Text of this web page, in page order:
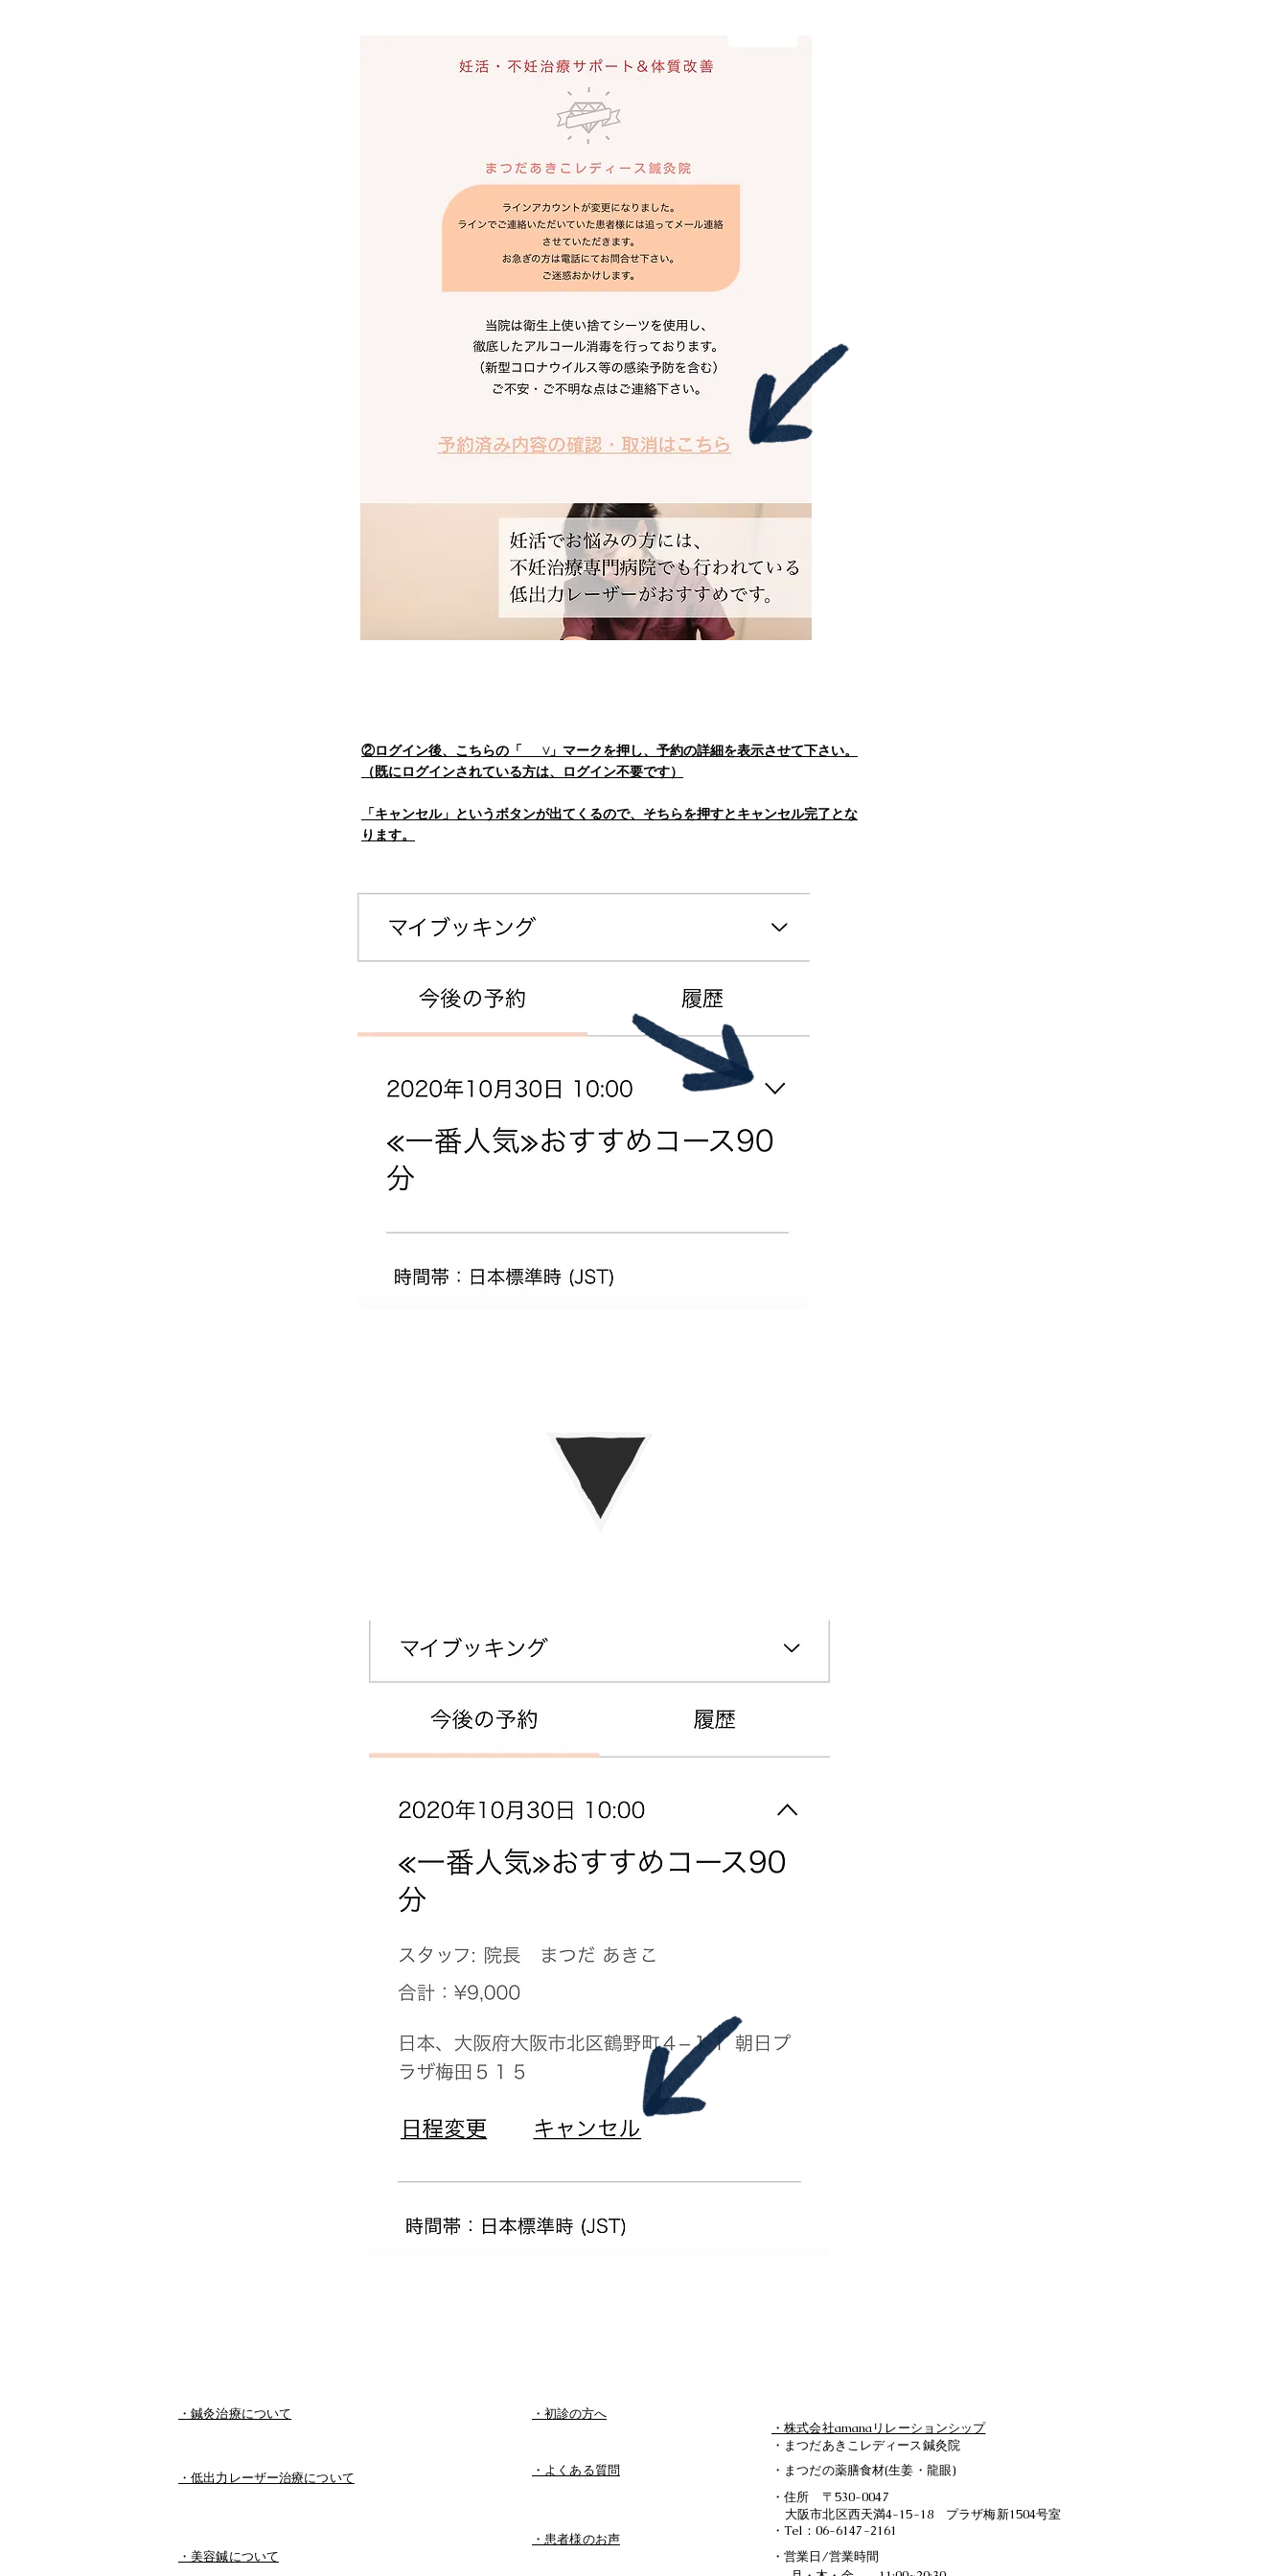
​②ログイン後、こちらの「 」マークを押し、予約の詳細を表示させて下さい。
（既にログインされている方は、ログイン不要です）
​「キャンセル」というボタンが出てくるので、そちらを押すとキャンセル完了とな
ります。
​＞
・鍼灸治療について
・低出力レーザー治療について
・美容鍼について
​・初診の方へ
​・よくある質問
・患者様のお声
・株式会社amanaリレーションシップ
・まつだあきこレディース鍼灸院
・まつだの薬膳食材(生姜・龍眼)
・住所 〒530-0047
​大阪市北区西天満4-15-18 プラザ梅新1504号室
・Tel：06-6147-2161
・営業日/営業時間